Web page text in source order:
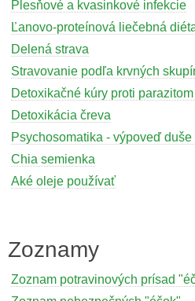
Plesňové a kvasinkové infekcie
Ľanovo-proteínová liečebná
Delená strava
Stravovanie podľa krvných
Detoxikačné kúry proti
Detoxikácia čreva
Psychosomatika - výpoveď duše
Chia semienka
Aké oleje používať
Zoznamy
Zoznam potravinových prísad